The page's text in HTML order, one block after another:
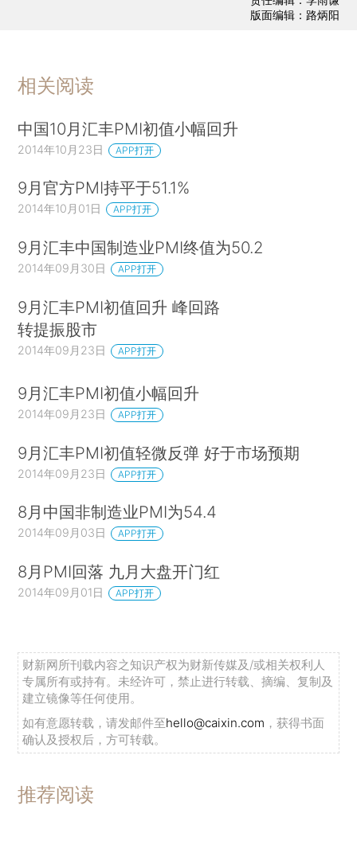
版面编辑：路炳阳
相关阅读
中国10月汇丰PMI初值小幅回升
2014年10月23日 APP打开
9月官方PMI持平于51.1%
2014年10月01日 APP打开
9月汇丰中国制造业PMI终值为50.2
2014年09月30日 APP打开
9月汇丰PMI初值回升 峰回路
转提振股市
2014年09月23日 APP打开
9月汇丰PMI初值小幅回升
2014年09月23日 APP打开
9月汇丰PMI初值轻微反弹 好于市场预期
2014年09月23日 APP打开
8月中国非制造业PMI为54.4
2014年09月03日 APP打开
8月PMI回落 九月大盘开门红
2014年09月01日 APP打开
财新网所刊载内容之知识产权为财新传媒及/或相关权利人
专属所有或持有。未经许可，禁止进行转载、摘编、复制及
建立镜像等任何使用。
如有意愿转载，请发邮件至hello@caixin.com ，获得书面
确认及授权后，方可转载。
推荐阅读